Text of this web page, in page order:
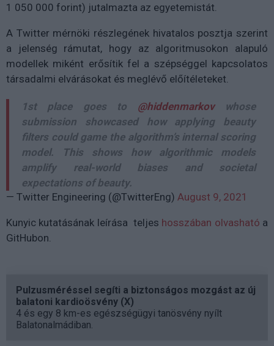
1 050 000 forint) jutalmazta az egyetemistát.
A Twitter mérnöki részlegének hivatalos posztja szerint
a jelenség rámutat, hogy az algoritmusokon alapuló
modellek miként erősítik fel a szépséggel kapcsolatos
társadalmi elvárásokat és meglévő előítéleteket.
1st place goes to @hiddenmarkovwhose
submission showcased how applying beauty
filters could game the algorithm’s internal scoring
model. This shows how algorithmic models
amplify real-world biases and societal
expectations of beauty.
— Twitter Engineering (@TwitterEng) August 9, 2021
Kunyic kutatásának leírása teljes hosszában olvasható a
GitHubon.
Pulzusméréssel segíti a biztonságos mozgást az új
balatoni kardioösvény (X)
4 és egy 8 km-es egészségügyi tanösvény nyílt
Balatonalmádiban.